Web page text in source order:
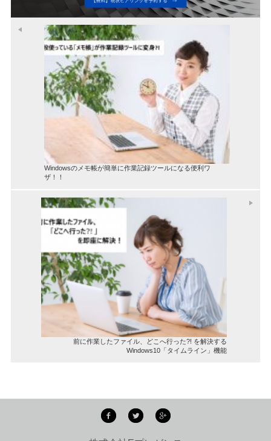
Windowsのメモ帳が簡単に作業記録ツールになる便利ワ
ザ！！
前に作業したファイル、どこへ行った?! を解決する
Windows10「タイムライン」機能